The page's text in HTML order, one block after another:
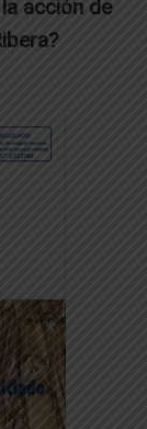
acción de